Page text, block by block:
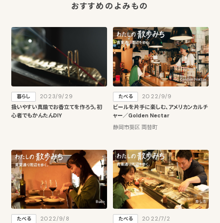
おすすめのよみもの
暮らし
2023/9/29
扱いやすい真鍮でお香立てを作ろう。初
心者でもかんたんDIY
たべる
2022/9/9
ビールを片手に楽しむ、アメリカンカルチ
ャー／Golden Nectar
静岡市葵区 両替町
たべる
2022/9/8
たべる
2022/7/2